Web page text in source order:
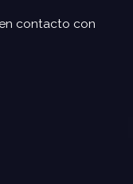
contacto con